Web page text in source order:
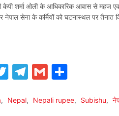
केपी शर्मा ओली के आधिकारिक आवास से महज
सेना के कर्मियों को घटनास्थल पर
Twitter
Telegram
Gmail
, Nepal, Nepali rupee, Subishu,